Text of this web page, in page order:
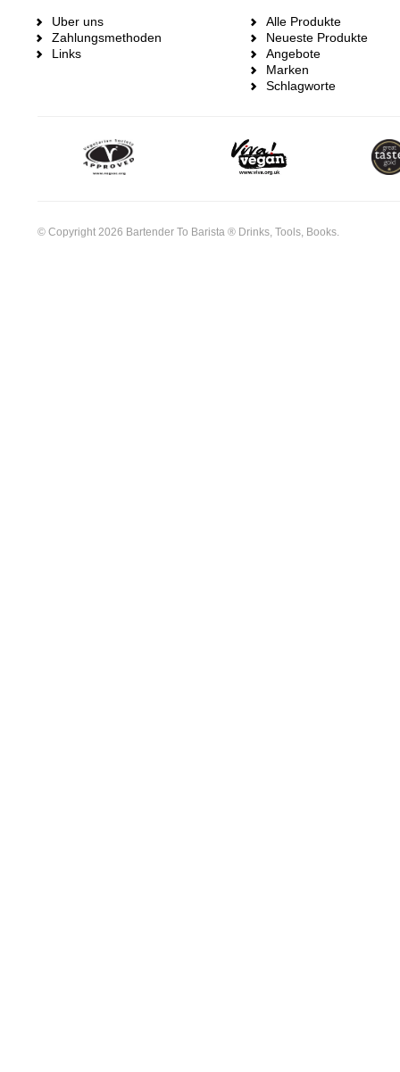
Uber uns
Zahlungsmethoden
Links
Alle Produkte
Neueste Produkte
Angebote
Marken
Schlagworte
© Copyright 2026 Bartender To Barista ® Drinks, Tools, Books.